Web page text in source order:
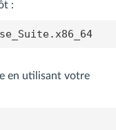
:
en utilisant votre